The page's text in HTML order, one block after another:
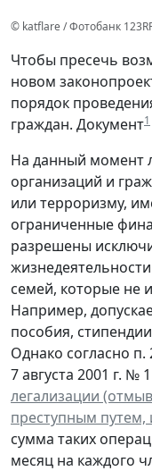
© katflare / Фотобанк
Чтобы пресечь
новом
порядок
граждан. Документ1
На данный момент
организаций и
или терроризму,
ограниченные
разрешены
семей, которые не
Например,
пособия,
Однако согласно п.
7 августа 2001 г. №
легализации
преступным
сумма таких
месяц на каждого